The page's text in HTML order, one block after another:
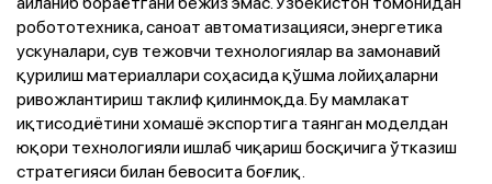
робототехника, саноат автоматизацияси, энергетика
ускуналари, сув тежовчи технологиялар ва замонавий
қурилиш материаллари соҳасида қўшма лойиҳаларни
ривожлантириш таклиф қилинмоқда. Бу мамлакат
иқтисодиётини хомашё экспортига таянган моделдан
юқори технологияли ишлаб чиқариш босқичига ўтказиш
стратегияси билан бевосита боғлиқ.